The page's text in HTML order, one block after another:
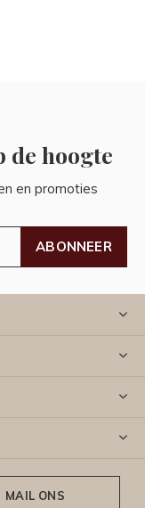
de hoogte
en promoties
ABONNEER
MAIL ONS